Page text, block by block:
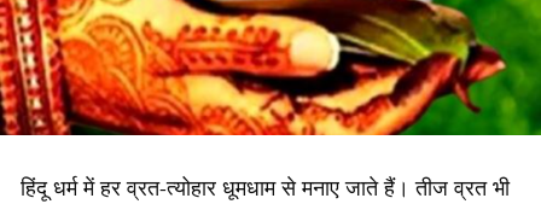
हिंदू धर्म में हर व्रत-त्‍योहार धूमधाम से मनाए जाते हैं। तीज व्रत भी